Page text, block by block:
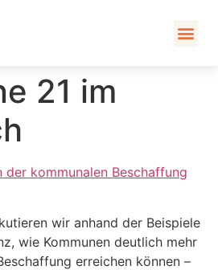
21 im
kommunalen Beschaffung
wir anhand der Beispiele
wie Kommunen deutlich mehr
erreichen können –